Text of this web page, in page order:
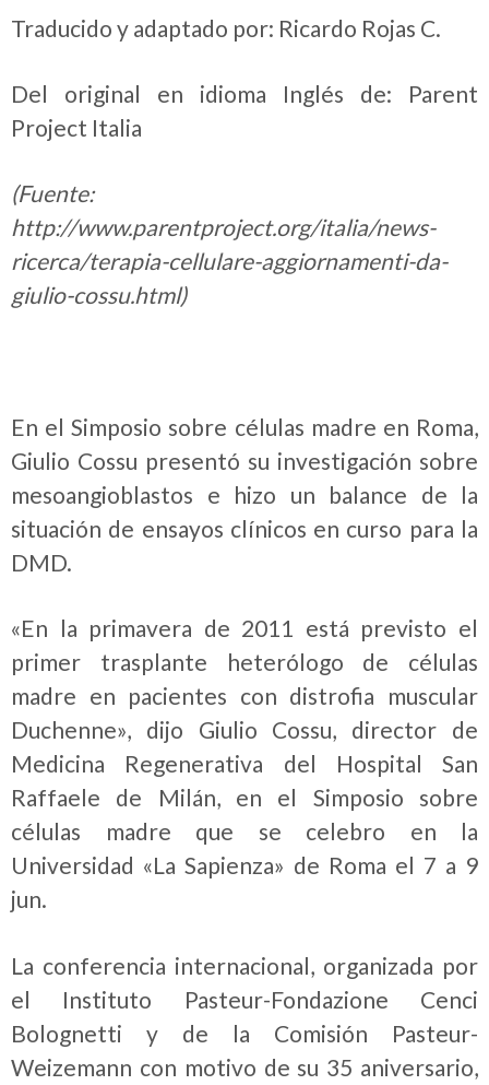
Traducido y adaptado por: Ricardo Rojas C.
Del original en idioma Inglés de: Parent
Project Italia
(Fuente:
http://www.parentproject.org/italia/news-
ricerca/terapia-cellulare-aggiornamenti-da-
giulio-cossu.html)
En el Simposio sobre células madre en Roma,
Giulio Cossu presentó su investigación sobre
mesoangioblastos e hizo un balance de la
situación de ensayos clínicos en curso para la
DMD.
«En la primavera de 2011 está previsto el
primer trasplante heterólogo de células
madre en pacientes con distrofia muscular
Duchenne», dijo Giulio Cossu, director de
Medicina Regenerativa del Hospital San
Raffaele de Milán, en el Simposio sobre
células madre que se celebro en la
Universidad «La Sapienza» de Roma el 7 a 9
jun.
La conferencia internacional, organizada por
el Instituto Pasteur-Fondazione Cenci
Bolognetti y de la Comisión Pasteur-
Weizemann con motivo de su 35 aniversario,